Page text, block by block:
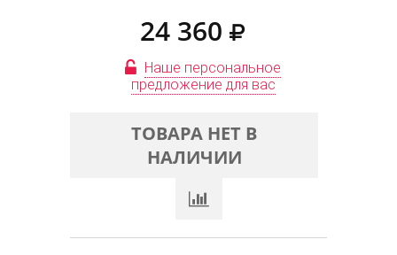
24 360
Наше персональное
предложение для вас
ТОВАРА НЕТ В
НАЛИЧИИ